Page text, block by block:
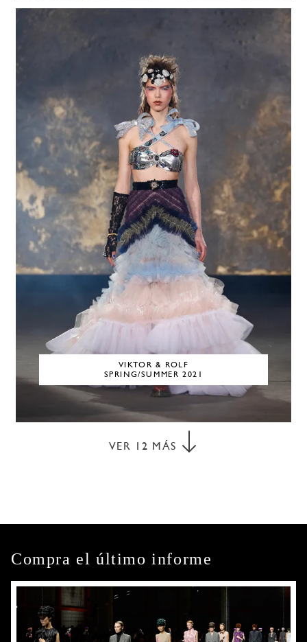
VIKTOR & ROLF
SPRING/SUMMER 2021
VER 12 MÁS
Compra el último informe